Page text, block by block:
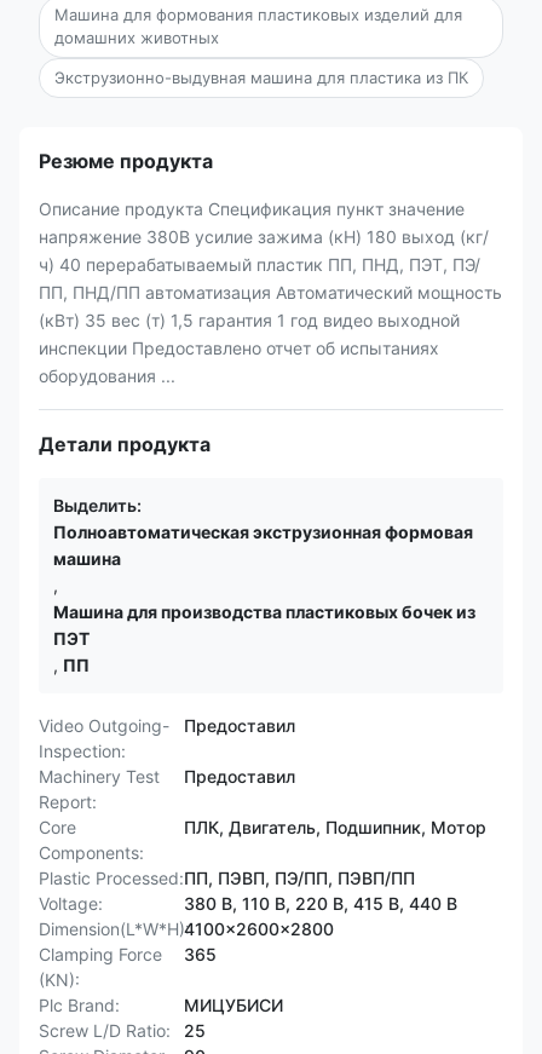
Машина для формования пластиковых изделий для
домашних животных
Экструзионно-выдувная машина для пластика из ПК
Резюме продукта
Описание продукта Спецификация пункт значение
напряжение 380В усилие зажима (кН) 180 выход (кг/
ч) 40 перерабатываемый пластик ПП, ПНД, ПЭТ, ПЭ/
ПП, ПНД/ПП автоматизация Автоматический мощность
(кВт) 35 вес (т) 1,5 гарантия 1 год видео выходной
инспекции Предоставлено отчет об испытаниях
оборудования ...
Детали продукта
Выделить:
Полноавтоматическая экструзионная формовая
машина
,
Машина для производства пластиковых бочек из
ПЭТ
, ПП
Video Outgoing-
Inspection:
Предоставил
Machinery Test
Report:
Предоставил
Core
Components:
ПЛК, Двигатель, Подшипник, Мотор
Plastic Processed:ПП, ПЭВП, ПЭ/ПП, ПЭВП/ПП
Voltage:
380 В, 110 В, 220 В, 415 В, 440 В
Dimension(L*W*H):4100x2600x2800
Clamping Force
(KN):
365
Plc Brand:
МИЦУБИСИ
Screw L/D Ratio:
25